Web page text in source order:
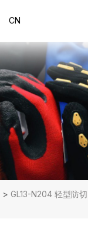
CN
> GL13-N204 轻型防切